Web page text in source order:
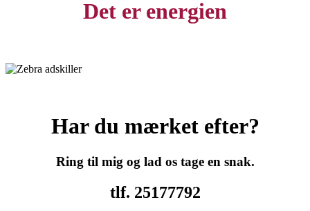
Det er energien
Har du mærket efter?
Ring til mig og lad os tage en snak.
tlf. 25177792